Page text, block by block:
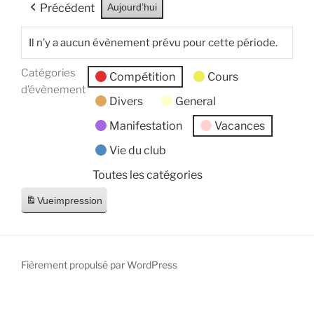
Précédent Aujourd’hui
Il n’y a aucun évènement prévu pour cette période.
Catégories
d’évènement
Compétition
Cours
Divers
General
Manifestation
Vacances
Vie du club
Toutes les catégories
Vueimpression
Fièrement propulsé par WordPress